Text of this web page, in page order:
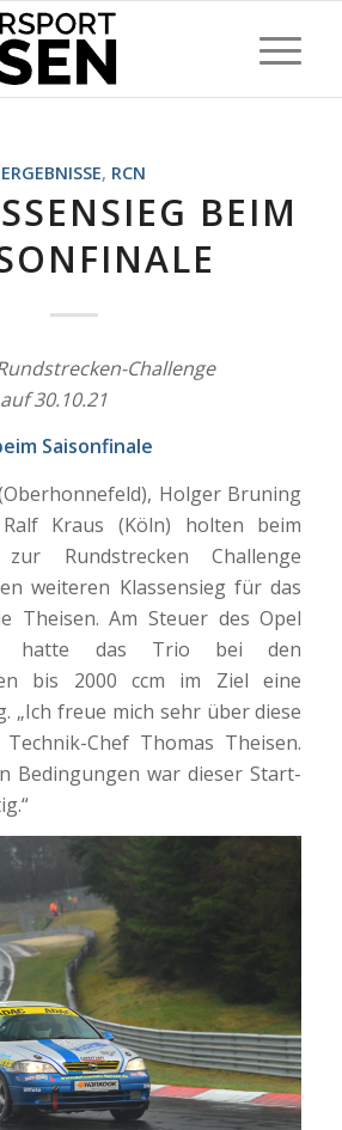
ERGEBNISSE, RCN
BEIM
Challenge
30.10.21
Saisonfinale
Holger Bruning
Kraus (Köln) holten beim
Rundstrecken Challenge
weiteren Klassensieg für das
Theisen. Am Steuer des Opel
hatte das Trio bei den
bis 2000 ccm im Ziel eine
„Ich freue mich sehr über diese
Chef Thomas Theisen.
Bedingungen war dieser Start-